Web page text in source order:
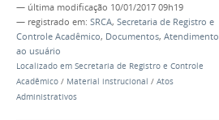
— última modificação 10/01/2017 09h19
— registrado em: SRCA, Secretaria de Registro e
Controle Acadêmico, Documentos, Atendimento
ao usuário
Localizado em Secretaria de Registro e Controle
Acadêmico / Material instrucional / Atos
Administrativos